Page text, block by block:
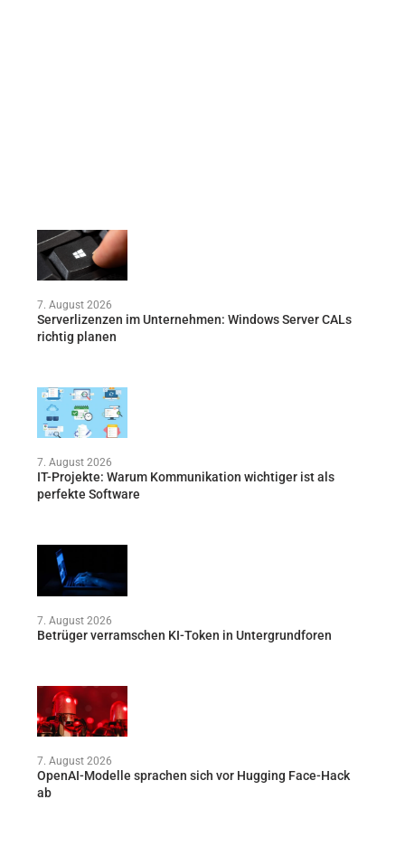
7. August 2026
Serverlizenzen im Unternehmen: Windows Server CALs
richtig planen
7. August 2026
IT-Projekte: Warum Kommunikation wichtiger ist als
perfekte Software
7. August 2026
Betrüger verramschen KI-Token in Untergrundforen
7. August 2026
OpenAI-Modelle sprachen sich vor Hugging Face-Hack
ab